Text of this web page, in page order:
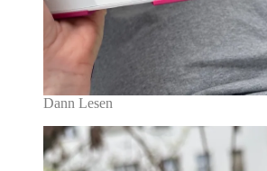
Dann Lesen